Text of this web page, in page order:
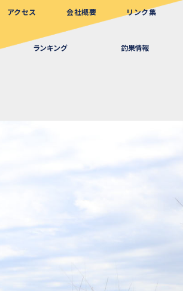
アクセス 会社概要 リンク集
ランキング 釣果情報